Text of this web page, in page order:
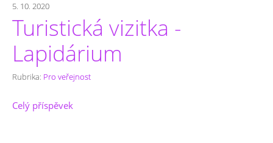
5. 10. 2020
Turistická vizitka -
Lapidárium
Rubrika: Pro veřejnost
Celý příspěvek